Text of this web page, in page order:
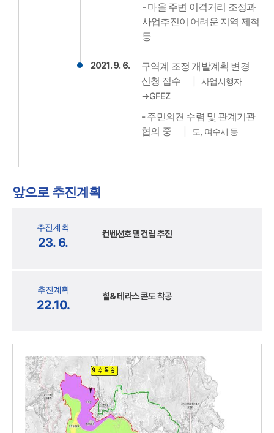
- 마을 주변 이격거리 조정과
사업추진이 어려운 지역 제척
등
2021. 9. 6.
구역계 조정 개발계획 변경
신청 접수
사업시행자
→GFEZ
- 주민의견 수렴 및 관계기관
협의 중
도, 여수시 등
앞으로 추진계획
추진계획
23. 6.
컨벤션호텔 건립 추진
추진계획
22.10.
힐& 테라스 콘도 착공